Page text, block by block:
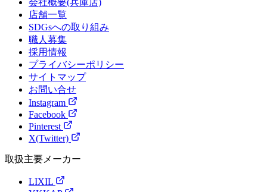
会社概要(兵庫店)
店舗一覧
SDGsへの取り組み
職人募集
採用情報
プライバシーポリシー
サイトマップ
お問い合せ
Instagram
Facebook
Pinterest
X(Twitter)
取扱主要メーカー
LIXIL